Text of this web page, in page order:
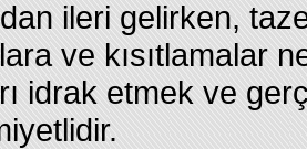
ileri gelirken,
ve kısıtlamalar
idrak etmek ve